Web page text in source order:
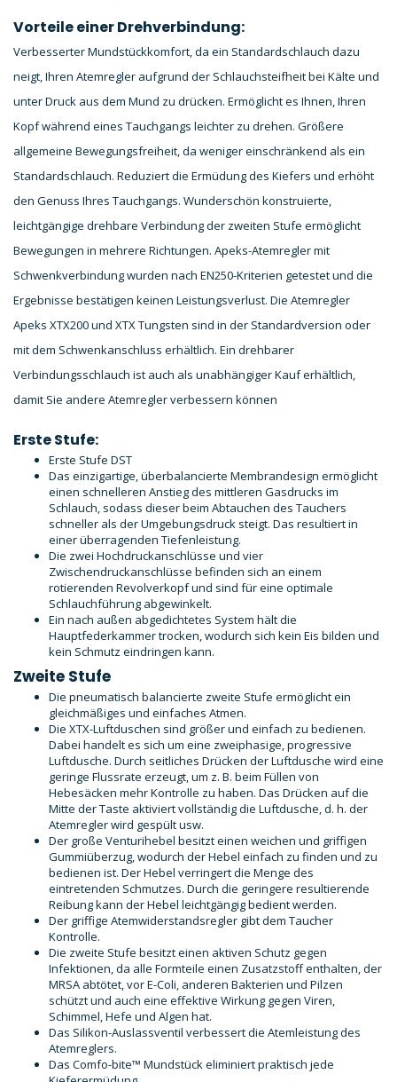
Vorteile einer Drehverbindung:
Verbesserter Mundstückkomfort, da ein Standardschlauch dazu
neigt, Ihren Atemregler aufgrund der Schlauchsteifheit bei Kälte und
unter Druck aus dem Mund zu drücken. Ermöglicht es Ihnen, Ihren
Kopf während eines Tauchgangs leichter zu drehen. Größere
allgemeine Bewegungsfreiheit, da weniger einschränkend als ein
Standardschlauch. Reduziert die Ermüdung des Kiefers und erhöht
den Genuss Ihres Tauchgangs. Wunderschön konstruierte,
leichtgängige drehbare Verbindung der zweiten Stufe ermöglicht
Bewegungen in mehrere Richtungen. Apeks-Atemregler mit
Schwenkverbindung wurden nach EN250-Kriterien getestet und die
Ergebnisse bestätigen keinen Leistungsverlust. Die Atemregler
Apeks XTX200 und XTX Tungsten sind in der Standardversion oder
mit dem Schwenkanschluss erhältlich. Ein drehbarer
Verbindungsschlauch ist auch als unabhängiger Kauf erhältlich,
damit Sie andere Atemregler verbessern können
Erste Stufe:
Erste Stufe DST
Das einzigartige, überbalancierte Membrandesign ermöglicht
einen schnelleren Anstieg des mittleren Gasdrucks im
Schlauch, sodass dieser beim Abtauchen des Tauchers
schneller als der Umgebungsdruck steigt. Das resultiert in
einer überragenden Tiefenleistung.
Die zwei Hochdruckanschlüsse und vier
Zwischendruckanschlüsse befinden sich an einem
rotierenden Revolverkopf und sind für eine optimale
Schlauchführung abgewinkelt.
Ein nach außen abgedichtetes System hält die
Hauptfederkammer trocken, wodurch sich kein Eis bilden und
kein Schmutz eindringen kann.
Zweite Stufe
Die pneumatisch balancierte zweite Stufe ermöglicht ein
gleichmäßiges und einfaches Atmen.
Die XTX-Luftduschen sind größer und einfach zu bedienen.
Dabei handelt es sich um eine zweiphasige, progressive
Luftdusche. Durch seitliches Drücken der Luftdusche wird eine
geringe Flussrate erzeugt, um z. B. beim Füllen von
Hebesäcken mehr Kontrolle zu haben. Das Drücken auf die
Mitte der Taste aktiviert vollständig die Luftdusche, d. h. der
Atemregler wird gespült usw.
Der große Venturihebel besitzt einen weichen und griffigen
Gummiüberzug, wodurch der Hebel einfach zu finden und zu
bedienen ist. Der Hebel verringert die Menge des
eintretenden Schmutzes. Durch die geringere resultierende
Reibung kann der Hebel leichtgängig bedient werden.
Der griffige Atemwiderstandsregler gibt dem Taucher
Kontrolle.
Die zweite Stufe besitzt einen aktiven Schutz gegen
Infektionen, da alle Formteile einen Zusatzstoff enthalten, der
MRSA abtötet, vor E-Coli, anderen Bakterien und Pilzen
schützt und auch eine effektive Wirkung gegen Viren,
Schimmel, Hefe und Algen hat.
Das Silikon-Auslassventil verbessert die Atemleistung des
Atemreglers.
Das Comfo-bite™ Mundstück eliminiert praktisch jede